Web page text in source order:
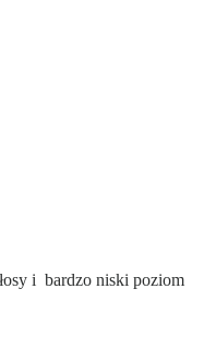
i bardzo niski poziom